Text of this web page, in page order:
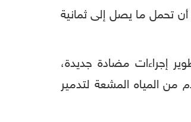
تحمل ما يصل إلى ثمانية
إجراءات مضادة جديدة،
قالت إنه تم تصميم رأس حربي يزن 2 ميجا طن لإحداث تسونامي، وتوليد جدار بارتفاع 300 قدم من المياه المشعة لتدمير